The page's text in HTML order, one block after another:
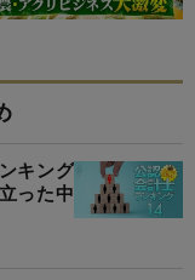
キング
った中